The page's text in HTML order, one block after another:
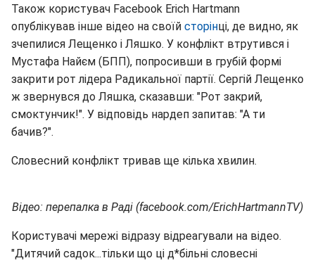
Також користувач Facebook Erich Hartmann
опублікував інше відео на своїй сторінці, де видно, як
зчепилися Лещенко і Ляшко. У конфлікт втрутився і
Мустафа Найєм (БПП), попросивши в грубій формі
закрити рот лідера Радикальної партії. Сергій Лещенко
ж звернувся до Ляшка, сказавши: "Рот закрий,
смоктунчик!". У відповідь нардеп запитав: "А ти
бачив?".
Словесний конфлікт тривав ще кілька хвилин.
Відео: перепалка в Раді (facebook.com/ErichHartmannTV)
Користувачі мережі відразу відреагували на відео.
"Дитячий садок...тільки що ці д*більні словесні